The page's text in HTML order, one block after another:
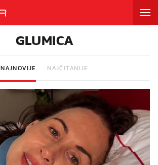
GLUMICA
NAJNOVIJE NAJČITANIJE